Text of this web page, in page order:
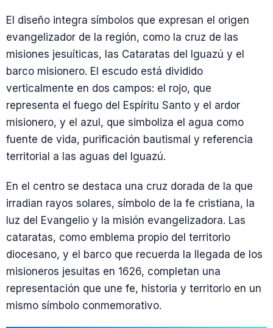
El diseño integra símbolos que expresan el origen
evangelizador de la región, como la cruz de las
misiones jesuíticas, las Cataratas del Iguazú y el
barco misionero. El escudo está dividido
verticalmente en dos campos: el rojo, que
representa el fuego del Espíritu Santo y el ardor
misionero, y el azul, que simboliza el agua como
fuente de vida, purificación bautismal y referencia
territorial a las aguas del Iguazú.
En el centro se destaca una cruz dorada de la que
irradian rayos solares, símbolo de la fe cristiana, la
luz del Evangelio y la misión evangelizadora. Las
cataratas, como emblema propio del territorio
diocesano, y el barco que recuerda la llegada de los
misioneros jesuitas en 1626, completan una
representación que une fe, historia y territorio en un
mismo símbolo conmemorativo.